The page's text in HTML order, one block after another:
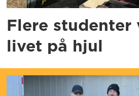
Flere studenter
livet på hjul